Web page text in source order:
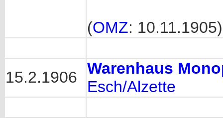
(OMZ: 10.11.1905)
15.2.1906 Warenhaus
Esch/Alzette